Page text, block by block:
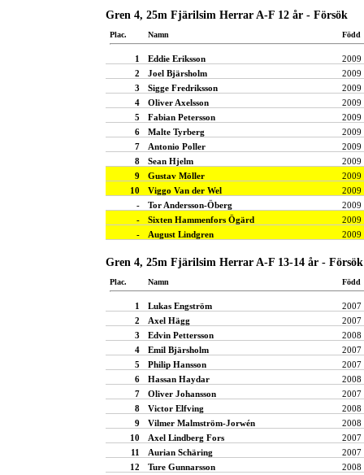
Gren 4, 25m Fjärilsim Herrar A-F 12 år - Försök
Plac. Namn Född
1 Eddie Eriksson
2009
2
Joel Bjärsholm
2009
3
Sigge Fredriksson
2009
4
Oliver Axelsson
2009
5
Fabian Petersson
2009
6
Malte Tyrberg
2009
7
Antonio Poller
2009
8
Sean Hjelm
2009
9
Gustav Möller
2009
10
Viggo Van der Wel
2009
-
Tor Andersson-Öberg
2009
-
Sixten Hammenfors Ögärd
2009
-
August Lindgren 2009
Gren 4, 25m Fjärilsim Herrar A-F 13-14 år - Försök
Plac. Namn Född
1 Lukas Engström
2007
2
Axel Hägg
2007
3
Edvin Pettersson
2008
4
Emil Bjärsholm
2007
5
Philip Hansson
2007
6
Hassan Haydar
2008
7
Oliver Johansson
2007
8
Victor Elfving
2008
9
Vilmer Malmström-Jorwén
2008
10
Axel Lindberg Fors
2007
11
Aurian Schäring
2007
12
Ture Gunnarsson
2008